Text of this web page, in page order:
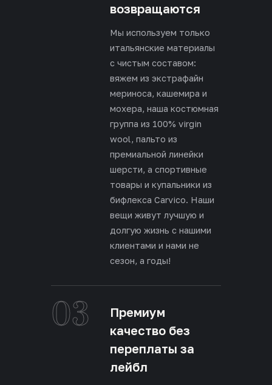
возвращаются
Мы используем только
итальянские материалы
с чистым составом:
вяжем из экстрафайн
мериноса, кашемира и
мохера, наша костюмная
группа из 100% virgin
wool, пальто из
премиальной линейки
шерсти, а спортивные
товары и купальники из
бифлекса Carvico. Наши
вещи живут лучшую и
долгую жизнь с нашими
клиентами и нами не
сезон, а годы!
03
Премиум
качество без
переплаты за
лейбл